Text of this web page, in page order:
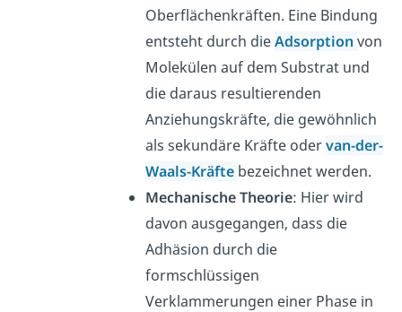
Oberflächenkräften. Eine Bindung
entsteht durch dieAdsorptionvon
Molekülen auf dem Substrat und
die daraus resultierenden
Anziehungskräfte, die gewöhnlich
als sekundäre Kräfte odervan-der-
Waals-Kräfte bezeichnet werden.
Mechanische Theorie: Hier wird
davon ausgegangen, dass die
Adhäsion durch die
formschlüssigen
Verklammerungen einer Phase in